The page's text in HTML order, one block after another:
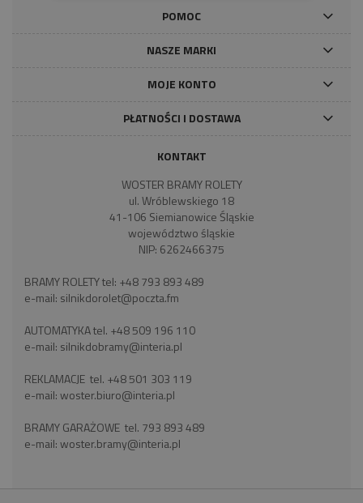
POMOC
NASZE MARKI
MOJE KONTO
PŁATNOŚCI I DOSTAWA
KONTAKT
WOSTER BRAMY ROLETY
ul. Wróblewskiego 18
41-106 Siemianowice Śląskie
województwo śląskie
NIP: 6262466375
BRAMY ROLETY tel: +48 793 893 489
e-mail: silnikdorolet@poczta.fm
AUTOMATYKA tel. +48 509 196 110
e-mail: silnikdobramy@interia.pl
REKLAMACJE tel. +48 501 303 119
e-mail:woster.biuro@interia.pl
BRAMY GARAŻOWE tel. 793 893 489
e-mail:woster.bramy@interia.pl